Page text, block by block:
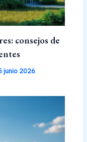
consejos de
junio 2026